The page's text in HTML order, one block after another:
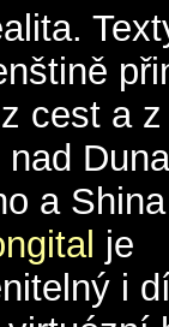
cest a
nad
a
je
i